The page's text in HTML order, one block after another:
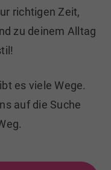
richtigen Zeit,
zu deinem Alltag
es viele Wege.
auf die Suche